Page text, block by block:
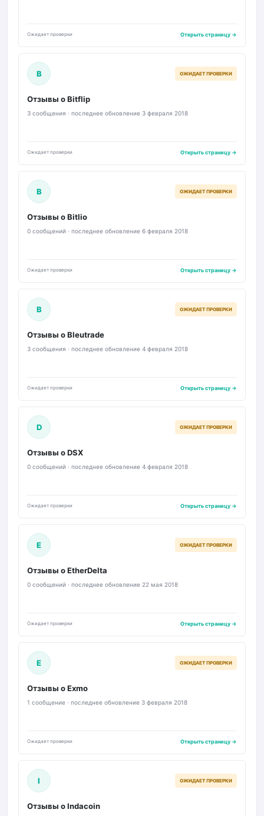
Ожидает проверки Открыть страницу →
B ОЖИДАЕТ ПРОВЕРКИ
Отзывы о Bitflip
3 сообщения · последнее обновление 3 февраля 2018
Ожидает проверки Открыть страницу →
B ОЖИДАЕТ ПРОВЕРКИ
Отзывы о Bitlio
0 сообщений · последнее обновление 6 февраля 2018
Ожидает проверки Открыть страницу →
B ОЖИДАЕТ ПРОВЕРКИ
Отзывы о Bleutrade
3 сообщения · последнее обновление 4 февраля 2018
Ожидает проверки Открыть страницу →
D ОЖИДАЕТ ПРОВЕРКИ
Отзывы о DSX
0 сообщений · последнее обновление 4 февраля 2018
Ожидает проверки Открыть страницу →
E ОЖИДАЕТ ПРОВЕРКИ
Отзывы о EtherDelta
0 сообщений · последнее обновление 22 мая 2018
Ожидает проверки Открыть страницу →
E ОЖИДАЕТ ПРОВЕРКИ
Отзывы о Exmo
1 сообщение · последнее обновление 3 февраля 2018
Ожидает проверки Открыть страницу →
I ОЖИДАЕТ ПРОВЕРКИ
Отзывы о Indacoin